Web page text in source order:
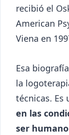
recibió el
American
Viena en
Esa
la
técnicas. Es
en las
ser